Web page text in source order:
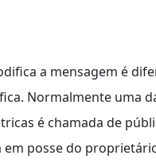
a mensagem é
Normalmente uma
é chamada de
em posse do